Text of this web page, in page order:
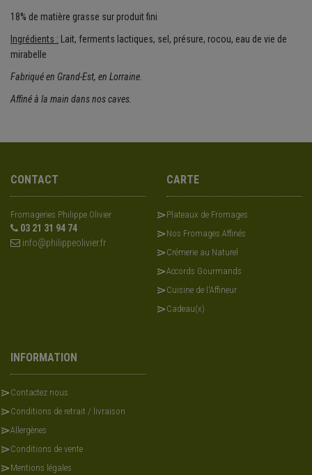
18% de matière grasse sur produit fini
Ingrédients : Lait, ferments lactiques, sel, présure, rocou, eau de vie de
mirabelle
Fabriqué en Grand-Est, en Lorraine.
Affiné à la main dans nos caves.
CONTACT
Fromageries Philippe Olivier
03 21 31 94 74
info@philippeolivier.fr
CARTE
Plateaux de Fromages
Nos Fromages Affinés
Crémerie au Naturel
Accords Gourmands
Cuisine de l'Affineur
Cadeau(x)
INFORMATION
Contactez nous
Conditions de retrait / livraison
Allergènes
Conditions de vente
Mentions légales